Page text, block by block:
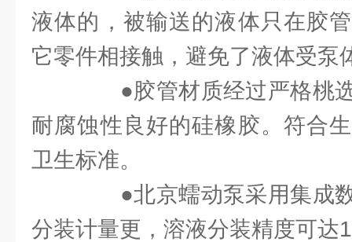
液体的，被输送的液体只在胶
它零件相接触，避免了液体受泵
●胶管材质经过严格桃选
耐腐蚀性良好的硅橡胶。符合
卫生标准。
●北京蠕动泵采用集成数
分装计量更，溶液分装精度可达